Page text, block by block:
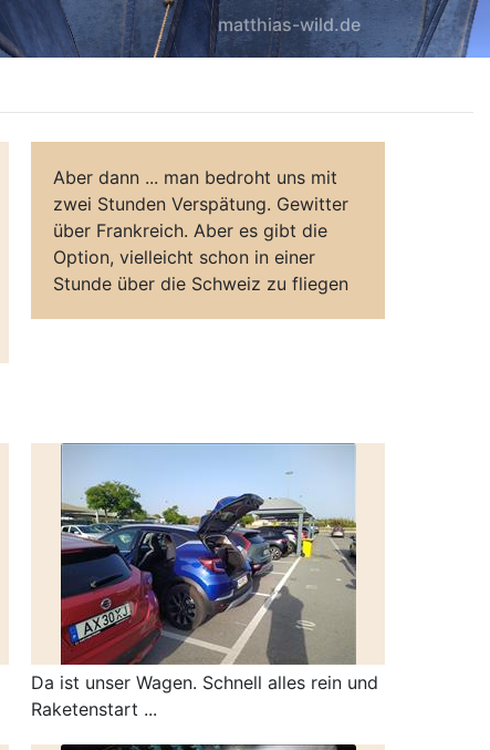
matthias-wild.de
Aber dann ... man bedroht uns mit
zwei Stunden Verspätung. Gewitter
über Frankreich. Aber es gibt die
Option, vielleicht schon in einer
Stunde über die Schweiz zu fliegen
Da ist unser Wagen. Schnell alles rein und
Raketenstart ...